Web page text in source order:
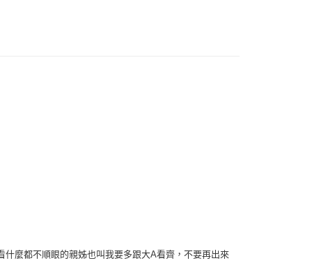
麼都不順眼的親姊也叫我要多跟大A看齊，不要再出來